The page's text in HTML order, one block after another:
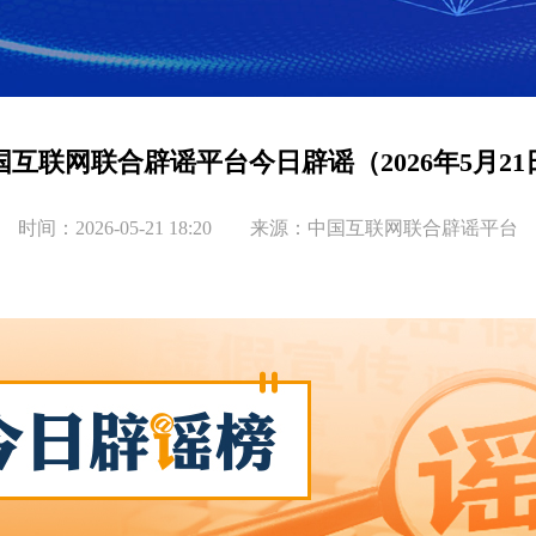
互联网联合辟谣平台今日辟谣（2026年5月21
时间：2026-05-21 18:20 来源：中国互联网联合辟谣平台